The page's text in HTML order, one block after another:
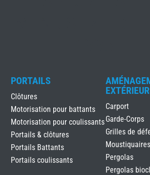
PORTAILS
Clôtures
Motorisation pour battants
Motorisation pour coulissants
Portails & clôtures
Portails Battants
Portails coulissants
Carport
Garde-Corps
Grilles de
Moustiquaires
Pergolas
Pergolas